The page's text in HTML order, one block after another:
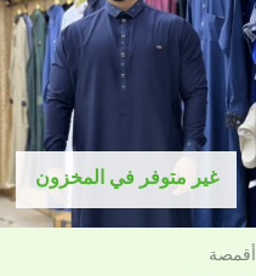
غير متوفر في المخزون
أقمصة